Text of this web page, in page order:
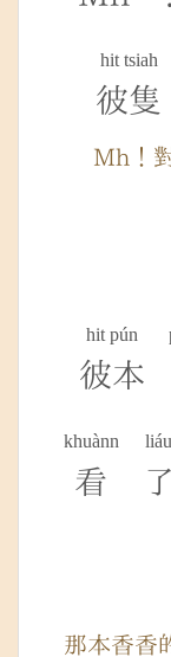
hit tsiah
彼隻
Mh！
hit pún
彼本
khuànn
看
liáu
了
那本香香